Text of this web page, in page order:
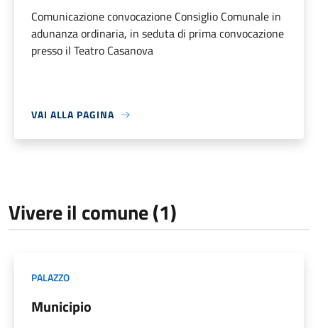
Comunicazione convocazione Consiglio Comunale in
adunanza ordinaria, in seduta di prima convocazione
presso il Teatro Casanova
VAI ALLA PAGINA
Vivere il comune (1)
PALAZZO
Municipio